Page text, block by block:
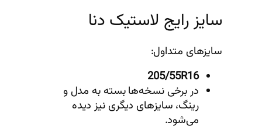
سایز رایج لاستیک دنا
سایزهای متداول:
205/55R16
در برخی نسخه‌ها بسته به مدل و
رینگ، سایزهای دیگری نیز دیده
می‌شود.